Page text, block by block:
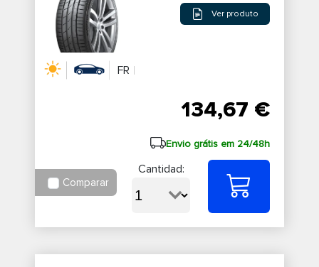
Ver produto
FR
134,67 €
Envio grátis em 24/48h
Comparar
Cantidad: